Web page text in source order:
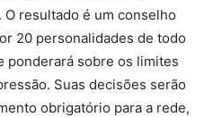
resultado é um conselho
20 personalidades de todo
ponderará sobre os limites
Suas decisões serão
obrigatório para a rede,